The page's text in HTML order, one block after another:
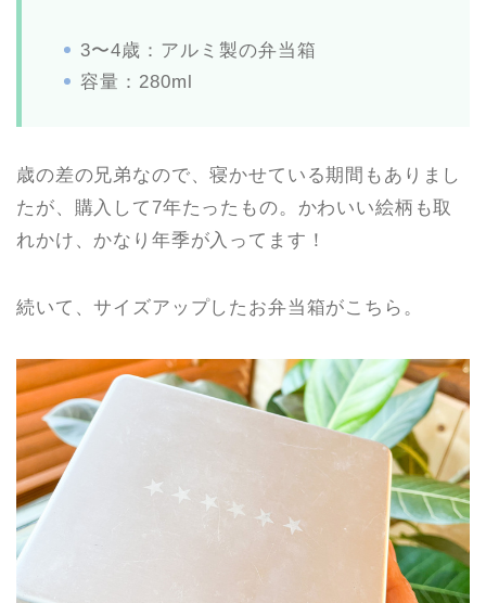
3〜4歳：アルミ製の弁当箱
容量：280ml
歳の差の兄弟なので、寝かせている期間もありまし
たが、購入して7年たったもの。かわいい絵柄も取
れかけ、かなり年季が入ってます！
続いて、サイズアップしたお弁当箱がこちら。